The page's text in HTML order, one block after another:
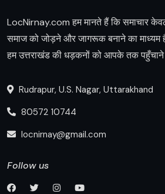
LocNirnay.com हम मानते हैं कि समाचार
समाज को जोड़ने और जागरूक बनाने का
हम उत्तराखंड की धड़कनों को आपके तक पहुँचाने
Rudrapur, U.S. Nagar, Uttarakhand
80572 10744
locnirnay@gmail.com
Follow us